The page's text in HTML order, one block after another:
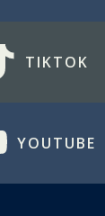
TIKTOK
YOUTUBE